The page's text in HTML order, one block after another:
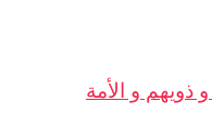
ذويهم و الأمة